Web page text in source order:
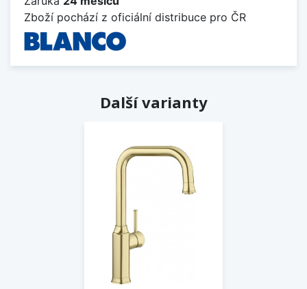
Zboží pochází z oficiální distribuce pro ČR
Další varianty